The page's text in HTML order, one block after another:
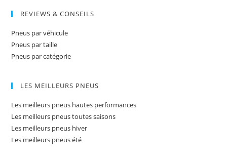
REVIEWS & CONSEILS
Pneus par véhicule
Pneus par taille
Pneus par catégorie
LES MEILLEURS PNEUS
Les meilleurs pneus hautes performances
Les meilleurs pneus toutes saisons
Les meilleurs pneus hiver
Les meilleurs pneus été